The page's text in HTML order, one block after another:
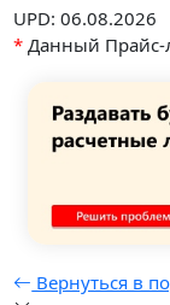
UPD: 06.08.2026
* Данный Прайс-
Вернуться в